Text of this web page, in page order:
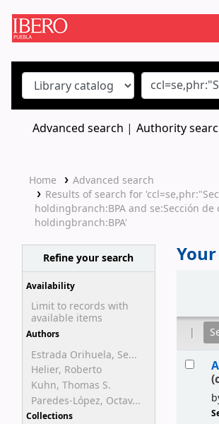
Advanced search Authority
Home
Advanced search
Results of search for
holdingbranch:BPA and se:Sección
holdingbranch:BPA'
Refine your search
Availability
Limit to records with
available items
Authors
Estrada Orihuela, Se...
Helier, Roberto
Kuhn, Thomas S.
Paredes-López, Octav...
Collections
Results